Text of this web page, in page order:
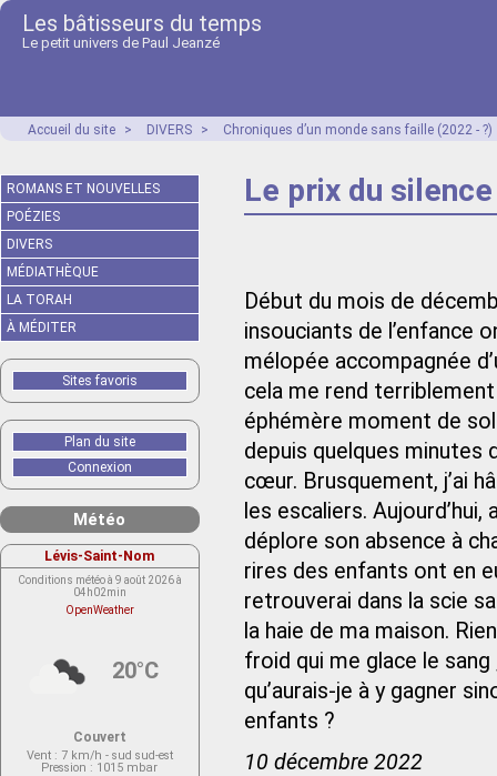
Les bâtisseurs du temps
Le petit univers de Paul Jeanzé
Accueil du site > DIVERS > Chroniques d’un monde sans faille (2022 - ?)
Le prix du silence
Début du mois de
insouciants de l’enfance
mélopée accompagnée
cela me rend
éphémère moment de
depuis quelques minutes
cœur. Brusquement, j’ai
les escaliers.
déplore son absence à
rires des enfants ont en
retrouverai dans la scie
la haie de ma maison.
froid qui me glace le
qu’aurais-je à y gagner
enfants ?
10 décembre 2022
ROMANS ET NOUVELLES
POÉZIES
DIVERS
MÉDIATHÈQUE
LA TORAH
À MÉDITER
Sites favoris
Plan du site
Connexion
Météo
Lévis-Saint-Nom
Conditions météo à 9 août 2026 à
04h02min
OpenWeather
20°C
Couvert
Vent : 7 km/h - sud sud-est
Pression : 1015 mbar